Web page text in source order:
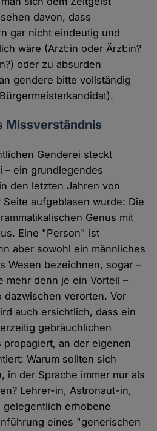
davon, dass
gar nicht eindeutig und
wäre (Arzt:in oder Ärzt:in?
oder zu absurden
gendere bitte vollständig
Missverständnis
Genderei steckt
– ein grundlegendes
den letzten Jahren von
aufgeblasen wurde: Die
Genus mit
Eine "Person" ist
aber sowohl ein männliches
Wesen bezeichnen, sogar –
mehr denn je ein Vorteil –
verorten. Vor
auch ersichtlich, dass ein
gebräuchlichen
propagiert, an der eigenen
Warum sollten sich
in der Sprache immer nur als
Lehrer-in, Astronaut-in,
erhobene
eines "generischen